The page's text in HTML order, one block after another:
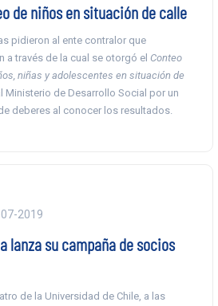
de niños en situación de calle
pidieron al ente contralor que
a través de la cual se otorgó el Conteo
niñas y adolescentes en situación de
Ministerio de Desarrollo Social por un
deberes al conocer los resultados.
2019
lanza su campaña de socios
de la Universidad de Chile, a las